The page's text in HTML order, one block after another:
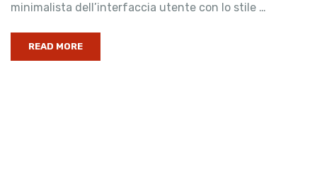
minimalista dell’interfaccia utente con lo stile …
READ MORE